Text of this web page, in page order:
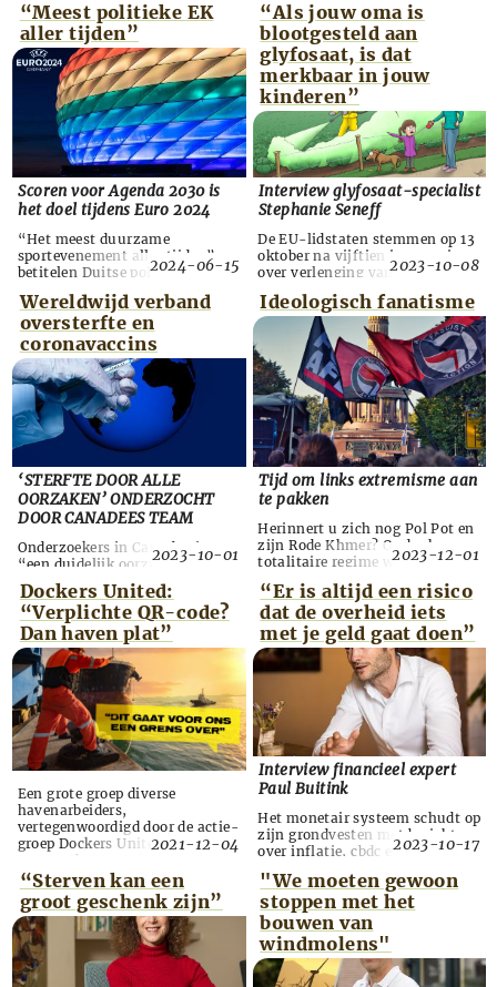
“Meest politieke EK
aller tijden”
Scoren voor Agenda 2030 is
het doel tijdens Euro 2024
“Het meest duurzame
sportevenement aller tijden”, zo
betitelen Duitse politici, de
de Duitse voetbalbond (DFB) het
EK-voetbal. Ze hebben bizarre
maatregelen genomen om
ervoor te zorgen dat Euro 2024
– na het WK-voetbal en de
Olympische Spelen het grootste
sportevenement ter wereld –
scoort voor Agenda 2030. Zo
mogen in de stadion...
2024-06-15
“Als jouw oma is
blootgesteld aan
glyfosaat, is dat
merkbaar in jouw
kinderen”
Interview glyfosaat-specialist
Stephanie Seneff
De EU-lidstaten stemmen op 13
oktober na vijftien jaar opnieuw
over verlenging van de
landbouwgif glyfosaat. De
Tweede Kamer heeft
landbouwminister Adema met
een motie de opdracht gegeven
in Brussel tegen verlenging te
stemmen. Hij heeft zijn
definitieve standpunt nog niet
bekendgemaakt, maar zegt de
motie een zwaarwegende rol t...
2023-10-08
Wereldwijd verband
oversterfte en
coronavaccins
‘STERFTE DOOR ALLE
OORZAKEN’ ONDERZOCHT
DOOR CANADEES TEAM
Onderzoekers in Canada zien
“een duidelijk oorzakelijk”
verband tussen de uitrol van de
coronavaccins/boosters en de
daaropvolgende wereldwijde
sterftepieken. Daarvoor
analyseerden ze gegevens van
zeventien landen, samen goed
voor zo’n 10 procent van de
wereldbevolking. Per 800
injecties berekenden de
onderzoekers gemiddeld één
dode voor alle leeftijde...
2023-10-01
Ideologisch fanatisme
Tijd om links extremisme aan
te pakken
Herinnert u zich nog Pol Pot en
zijn Rode Khmer? Onder hun
totalitaire regime werd in
‘totale sociale revolutie’
doorgevoerd. Het doel ervan was
alle individuele verschillen
tussen mensen afschaffen,
teneinde absolute gelijkheid te
creëren. Alle mensen in de
samenleving moesten
psychologisch worden
‘gereconstrueerd’. Alle traditi...
2023-12-01
Dockers United:
“Verplichte QR-code?
Dan haven plat”
Een grote groep diverse
havenarbeiders,
vertegenwoordigd door de actie­
groep Dockers United, dreigt
met een havenstaking als er een
verplichte QR-code komt op het
werk. “Dat is voor ons de
grens,” zeggen twee van de
Dockers in een exclusief gesprek
met De Andere Krant. Zij hopen
dat hun initiatief zal worden
overgenomen door andere
2021-12-04
“Er is altijd een risico
dat de overheid iets
met je geld gaat doen”
Interview financieel expert
Paul Buitink
Het monetair systeem schudt op
zijn grondvesten met berichten
over inflatie, cbdc en de
Hoe moeten burgers en
bedrijven hierop reageren?
Financieel expert en handelaar
in edelmetalen Paul Buitink
(43): “Zorg ervoor dat je altijd
een beetje buiten het systeem
blijft. Dat je een deel van je
2023-10-17
“Sterven kan een
groot geschenk zijn”
"We moeten gewoon
stoppen met het
bouwen van
windmolens"